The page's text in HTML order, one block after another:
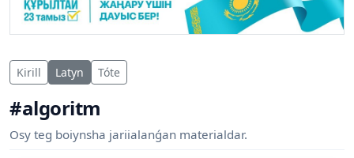
Kirill Latyn Tóte
#algoritm
Osy teg boiynsha jariialanǵan materialdar.